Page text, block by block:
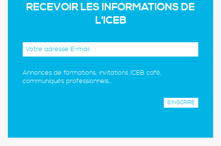
RECEVOIR LES INFORMATIONS DE
L'ICEB
Annonces de formations, invitations ICEB café,
communiqués professionnels...